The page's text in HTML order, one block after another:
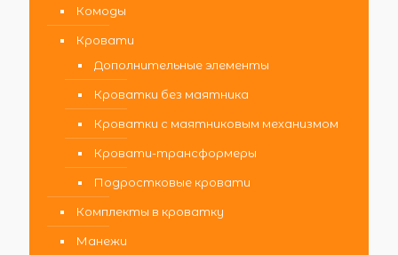
Комоды
Кровати
Дополнительные элементы
Кроватки без маятника
Кроватки с маятниковым механизмом
Кровати-трансформеры
Подростковые кровати
Комплекты в кроватку
Манежи